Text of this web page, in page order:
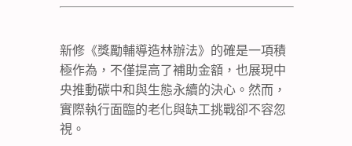
新修《獎勵輔導造林辦法》的確是一項積
極作為，不僅提高了補助金額，也展現中
央推動碳中和與生態永續的決心。然而，
實際執行面臨的老化與缺工挑戰卻不容忽
視。